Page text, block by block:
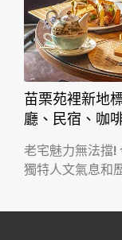
苗栗苑裡新地
廳、民宿、咖
老宅魅力無法擋!
獨特人文氣息和